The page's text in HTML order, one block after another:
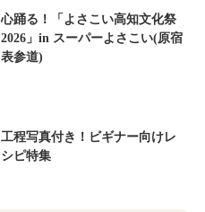
心踊る！「よさこい高知文化祭
2026」in スーパーよさこい(原宿
表参道)
工程写真付き！ビギナー向けレ
シピ特集